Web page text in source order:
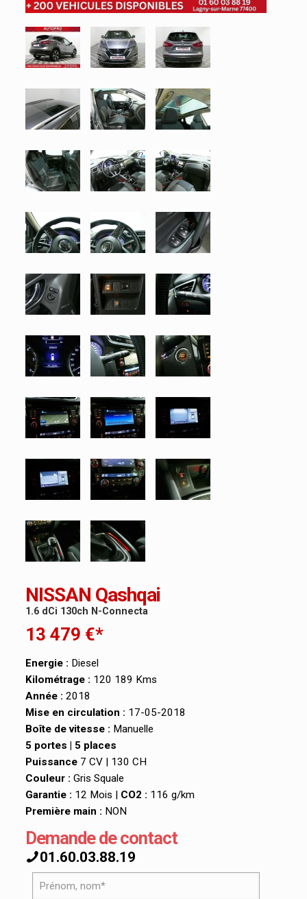
NISSAN Qashqai
1.6 dCi 130ch N-Connecta
13 479 €*
Energie : Diesel
Kilométrage : 120 189 Kms
Année : 2018
Mise en circulation : 17-05-2018
Boîte de vitesse : Manuelle
5 portes | 5 places
Puissance 7 CV | 130 CH
Couleur : Gris Squale
Garantie : 12 Mois | CO2 : 116 g/km
Première main : NON
Demande de contact
01.60.03.88.19